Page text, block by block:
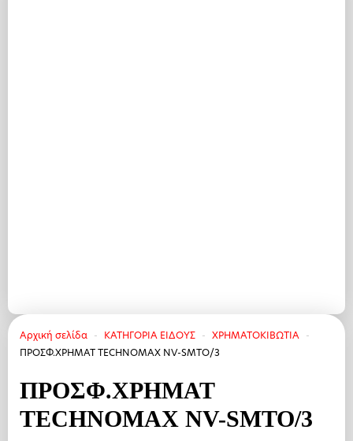
Αρχική σελίδα ΚΑΤΗΓΟΡΙΑ ΕΙΔΟΥΣ
ΧΡΗΜΑΤΟΚΙΒΩΤΙΑ
ΠΡΟΣΦ.ΧΡHMAT TECHNOMAX NV-SMTO/3
ΠΡΟΣΦ.ΧΡHMAT
TECHNOMAX NV-SMTO/3